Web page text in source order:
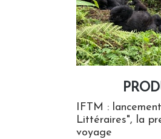
IFTM :
Littéraires", la
voyage